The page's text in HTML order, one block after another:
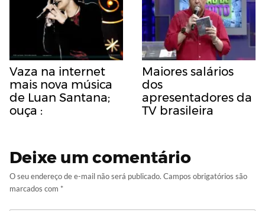
Vaza na internet
mais nova música
de Luan Santana;
ouça :
Maiores salários
dos
apresentadores da
TV brasileira
Deixe um comentário
O seu endereço de e-mail não será publicado. Campos obrigatórios são
marcados com *